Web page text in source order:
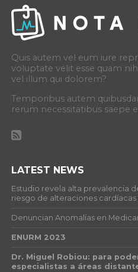
Quis autem vel eum iure
voluptate velit esse quam
vel illum qui dolorem?
Temporibus autem
rerum necessitatibus saepe
LATEST NEWS
Estudio revela alta prevalencia
riesgo de alteraciones cardíacas
Denuncian Anomalías en
ENURM 2023
Dr. Miguel Robiou: para
especialistas a áreas